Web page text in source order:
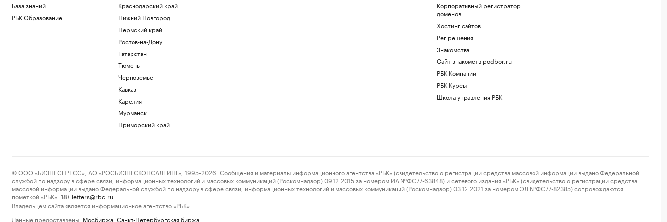
База знаний
РБК Образование
Краснодарский край
Нижний Новгород
Пермский край
Ростов-на-Дону
Татарстан
Тюмень
Черноземье
Кавказ
Карелия
Мурманск
Приморский край
Корпоративный регистратор
доменов
Хостинг сайтов
Рег.решения
Знакомства
Сайт знакомств podbor.ru
РБК Компании
РБК Курсы
Школа управления РБК
© ООО «БИЗНЕСПРЕСС», АО «РОСБИЗНЕСКОНСАЛТИНГ», 1995–2026. Сообщения и материалы информационного агентства «РБК» (свидетельство о регистрации средства массовой информации выдано Федеральной
службой по надзору в сфере связи, информационных технологий и массовых коммуникаций (Роскомнадзор) 09.12.2015 за номером ИА №ФС77-63848) и сетевого издания «РБК» (свидетельство о регистрации средства
массовой информации выдано Федеральной службой по надзору в сфере связи, информационных технологий и массовых коммуникаций (Роскомнадзор) 03.12.2021 за номером ЭЛ №ФС77-82385) сопровождаются
пометкой «РБК».
18+ letters@rbc.ru
Владельцем сайта является информационное агентство «РБК».
Данные предоставлены: Мосбиржа Санкт-Петербургская биржа